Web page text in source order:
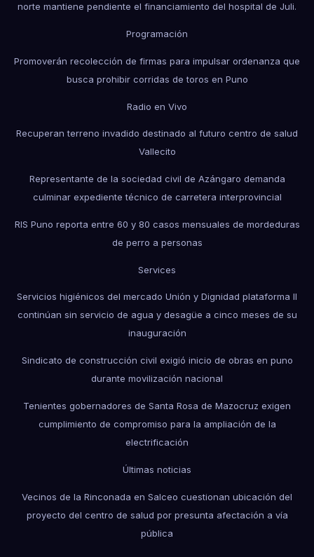
norte mantiene pendiente el financiamiento del hospital de Juli.
Programación
Promoverán recolección de firmas para impulsar ordenanza que
busca prohibir corridas de toros en Puno
Radio en Vivo
Recuperan terreno invadido destinado al futuro centro de salud
Vallecito
Representante de la sociedad civil de Azángaro demanda
culminar expediente técnico de carretera interprovincial
RIS Puno reporta entre 60 y 80 casos mensuales de mordeduras
de perro a personas
Services
Servicios higiénicos del mercado Unión y Dignidad plataforma II
continúan sin servicio de agua y desagüe a cinco meses de su
inauguración
Sindicato de construcción civil exigió inicio de obras en puno
durante movilización nacional
Tenientes gobernadores de Santa Rosa de Mazocruz exigen
cumplimiento de compromiso para la ampliación de la
electrificación
Últimas noticias
Vecinos de la Rinconada en Salceo cuestionan ubicación del
proyecto del centro de salud por presunta afectación a vía
pública